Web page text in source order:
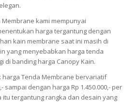
Membrane kami mempunyai
harga tergantung dengan
kain membrane saat ini masih di
yang menyebabkan harga tenda
di banding harga Canopy Kain.
harga Tenda Membrane bervariatif
sampai dengan harga Rp 1.450.000,- per
itu tergantung rangka dan desain yang